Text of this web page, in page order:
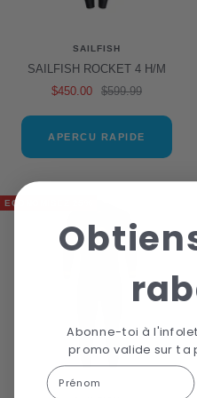
SAILFISH
SAILFISH ROCKET 4 H/M
Prix
$450.00
Prix
$599.99
APERCU RAPIDE
ECONOMISEZ 25%
Abonne-toi à
promo valide sur ta
First Name